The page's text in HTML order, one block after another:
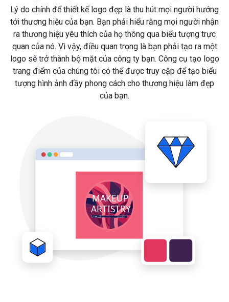
Lý do chính để thiết kế logo đẹp là thu hút mọi người hướng
tới thương hiệu của bạn. Bạn phải hiểu rằng mọi người nhận
ra thương hiệu yêu thích của họ thông qua biểu tượng trực
quan của nó. Vì vậy, điều quan trọng là bạn phải tạo ra một
logo sẽ trở thành bộ mặt của công ty bạn. Công cụ tạo logo
trang điểm của chúng tôi có thể được truy cập để tạo biểu
tượng hình ảnh đầy phong cách cho thương hiệu làm đẹp
của bạn.